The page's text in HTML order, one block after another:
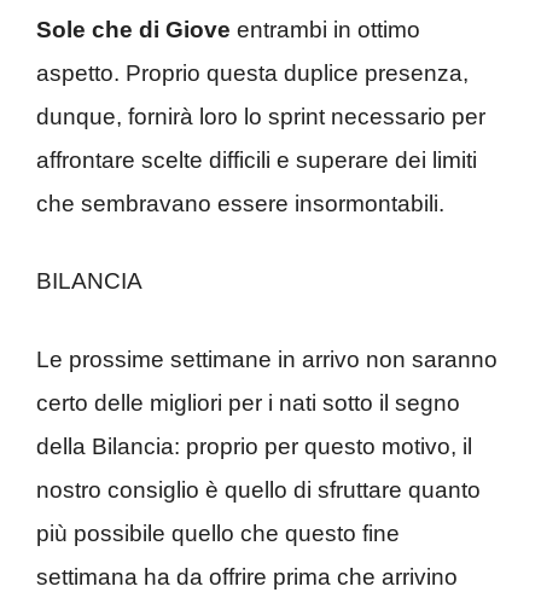
Sole che di Giove entrambi in ottimo
aspetto. Proprio questa duplice presenza,
dunque, fornirà loro lo sprint necessario per
affrontare scelte difficili e superare dei limiti
che sembravano essere insormontabili.
BILANCIA
Le prossime settimane in arrivo non saranno
certo delle migliori per i nati sotto il segno
della Bilancia: proprio per questo motivo, il
nostro consiglio è quello di sfruttare quanto
più possibile quello che questo fine
settimana ha da offrire prima che arrivino